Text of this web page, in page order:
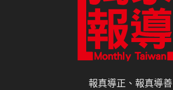
報真導正、報真導善